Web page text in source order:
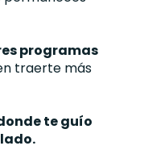
programas
traerte más
te guío